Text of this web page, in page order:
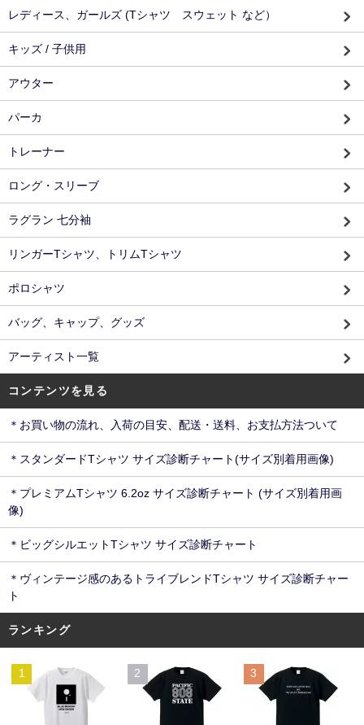
レディース、ガールズ (Tシャツ スウェット など）
キッズ / 子供用
アウター
パーカ
トレーナー
ロング・スリーブ
ラグラン 七分袖
リンガーTシャツ、トリムTシャツ
ポロシャツ
バッグ、キャップ、グッズ
アーティスト一覧
コンテンツを見る
＊お買い物の流れ、入荷の目安、配送・送料、お支払方法ついて
＊スタンダードTシャツ サイズ診断チャート(サイズ別着用画像)
＊プレミアムTシャツ 6.2oz サイズ診断チャート (サイズ別着用画
像)
＊ビッグシルエットTシャツ サイズ診断チャート
＊ヴィンテージ感のあるトライブレンドTシャツ サイズ診断チャー
ト
ランキング
1 2 3